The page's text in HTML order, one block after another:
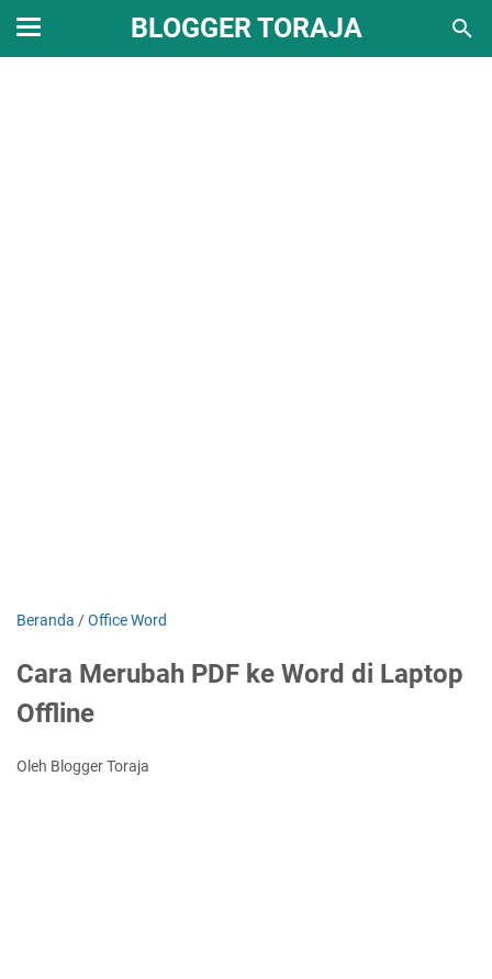
BLOGGER TORAJA
Beranda /Office Word
Cara Merubah PDF ke Word di Laptop
Offline
Oleh Blogger Toraja